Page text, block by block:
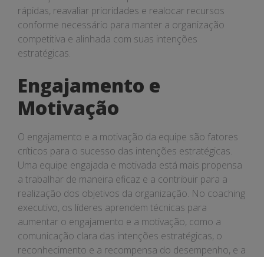
rápidas, reavaliar prioridades e realocar recursos
conforme necessário para manter a organização
competitiva e alinhada com suas intenções
estratégicas.
Engajamento e
Motivação
O engajamento e a motivação da equipe são fatores
críticos para o sucesso das intenções estratégicas.
Uma equipe engajada e motivada está mais propensa
a trabalhar de maneira eficaz e a contribuir para a
realização dos objetivos da organização. No coaching
executivo, os líderes aprendem técnicas para
aumentar o engajamento e a motivação, como a
comunicação clara das intenções estratégicas, o
reconhecimento e a recompensa do desempenho, e a